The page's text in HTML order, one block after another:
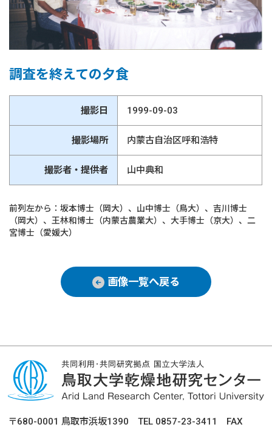
調査を終えての夕食
撮影日 1999-09-03
撮影場所 内蒙古自治区呼和浩特
撮影者・提供者 山中典和
前列左から：坂本博士（岡大）、山中博士（鳥大）、吉川博士
（岡大）、王林和博士（内蒙古農業大）、大手博士（京大）、二
宮博士（愛媛大）
画像一覧へ戻る
〒680-0001 鳥取市浜坂1390 TEL 0857-23-3411 FAX